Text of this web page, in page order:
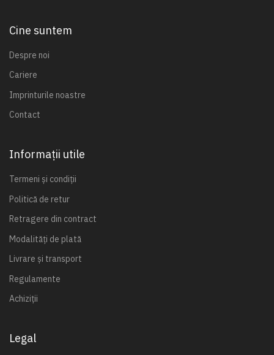
Cine suntem
Despre noi
Cariere
Imprinturile noastre
Contact
Informații utile
Termeni și condiții
Politică de retur
Retragere din contract
Modalități de plată
Livrare și transport
Regulamente
Achiziții
Legal